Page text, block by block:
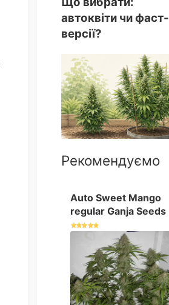
автоквіти чи фаст-
версії?
Рекомендуємо
Auto Sweet Mango
regular Ganja Seeds